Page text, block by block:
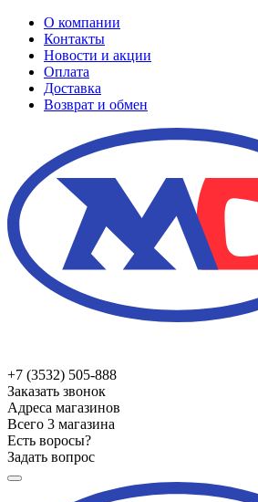
О компании
Контакты
Новости и акции
Оплата
Доставка
Возврат и обмен
+7 (3532) 505-888
Заказать звонок
Адреса магазинов
Всего 3 магазина
Есть воросы?
Задать вопрос